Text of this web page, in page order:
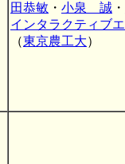
田恭敏 ・ 小泉 誠 ・
インタラクティブ
（東京農工大）